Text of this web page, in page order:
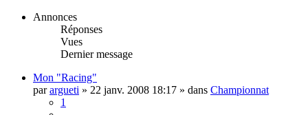
Annonces
Réponses
Vues
Dernier message
Mon "Racing"
parargueti » 22 janv. 2008 18:17 » dans Championnat
1